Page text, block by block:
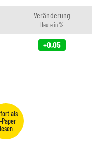
Veränderung
Heute in %
+0,05